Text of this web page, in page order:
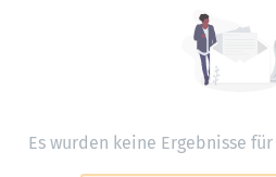
Es wurden keine Ergebnisse